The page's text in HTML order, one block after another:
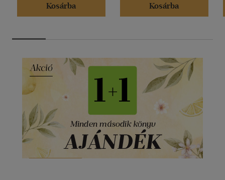
Kosárba
Kosárba